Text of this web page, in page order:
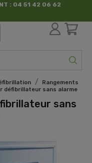
: 04 51 42 06 62
Rangements
défibrillateur sans alarme
sans